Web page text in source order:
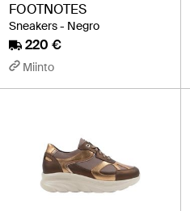
FOOTNOTES
Sneakers - Negro
220 €
Miinto